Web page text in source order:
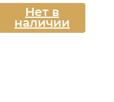
Нет в
наличии